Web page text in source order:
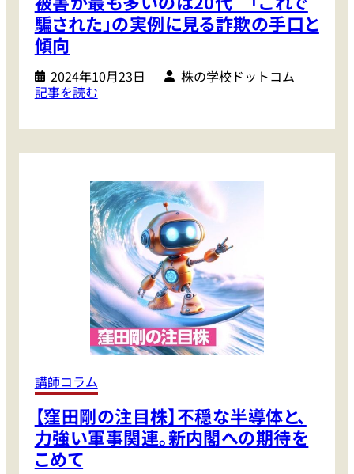
相
場
見
て
き
た
の
は
、
や
っ
ぱ
り
半
導
体
騙された｣の実例に見る詐欺の手口と
傾向
2024年10月23日
株の学校ドットコム
記事を読む:
全
国
0
0
0
人
実
態
調
査
】
投
詐
欺
の
被
講師コラム
【窪田剛の注目株】不穏な半導体と、
力強い軍事関連。新内閣への期待を
こめて